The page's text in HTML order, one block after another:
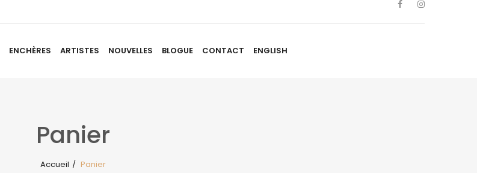
ENCHÈRES ARTISTES NOUVELLES BLOGUE CONTACT ENGLISH
Panier
Accueil / Panier